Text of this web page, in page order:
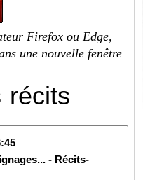
Firefox ou Edge,
une nouvelle fenêtre
récits
- Récits-